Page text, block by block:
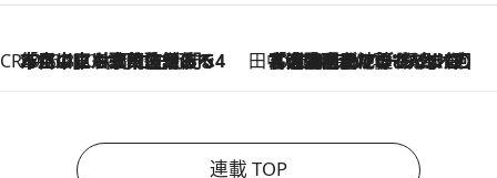
CREA'S CHOICE
2026.8.7
「立川にも歌舞伎があるんだよ」 片岡仁左衛門・市川中車ら豪華座組みで4年目の立川立飛歌舞伎へ 田中稲の勝手に再ブーム
2026.8.7
「湘南乃風に憧れて」観客大盛上がりの“タオル回し”に、ラッパー顔負けの高速歌唱まで…さだまさし（74）のアグレッシブすぎる現在地
連載 TOP